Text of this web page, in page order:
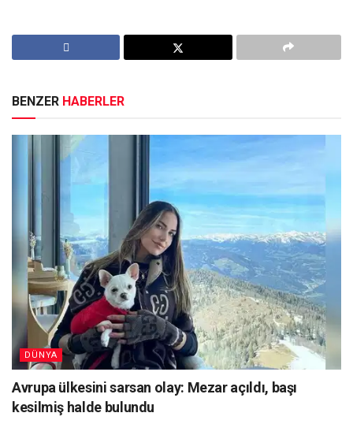
BENZER HABERLER
DÜNYA
Avrupa ülkesini sarsan olay: Mezar açıldı, başı
kesilmiş halde bulundu